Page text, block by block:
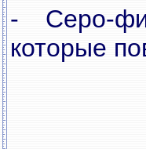
- Серо-
которые